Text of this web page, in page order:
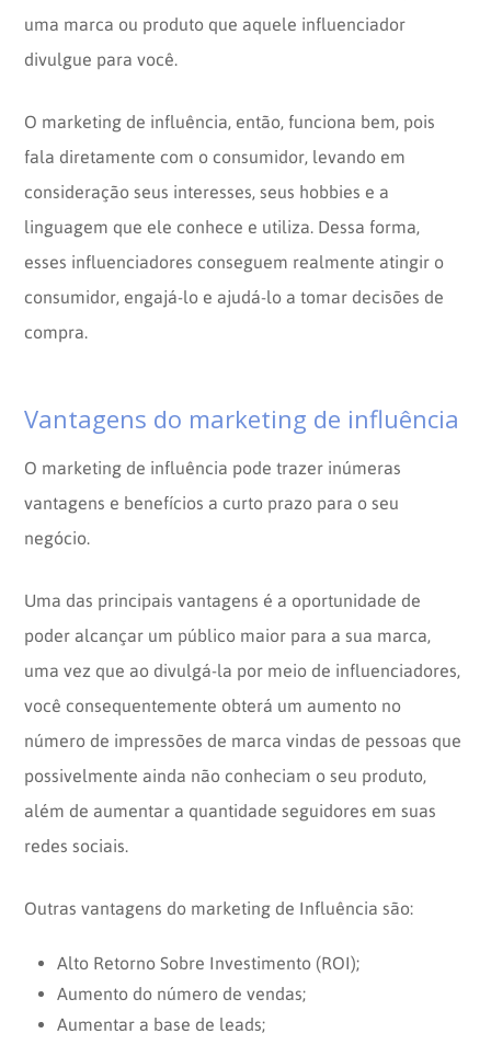
uma marca ou produto que aquele influenciador
divulgue para você.
O marketing de influência, então, funciona bem, pois
fala diretamente com o consumidor, levando em
consideração seus interesses, seus hobbies e a
linguagem que ele conhece e utiliza. Dessa forma,
esses influenciadores conseguem realmente atingir o
consumidor, engajá-lo e ajudá-lo a tomar decisões de
compra.
Vantagens do marketing de influência
O marketing de influência pode trazer inúmeras
vantagens e benefícios a curto prazo para o seu
negócio.
Uma das principais vantagens é a oportunidade de
poder alcançar um público maior para a sua marca,
uma vez que ao divulgá-la por meio de influenciadores,
você consequentemente obterá um aumento no
número de impressões de marca vindas de pessoas que
possivelmente ainda não conheciam o seu produto,
além de aumentar a quantidade seguidores em suas
redes sociais.
Outras vantagens do marketing de Influência são:
Alto Retorno Sobre Investimento (ROI);
Aumento do número de vendas;
Aumentar a base de leads;